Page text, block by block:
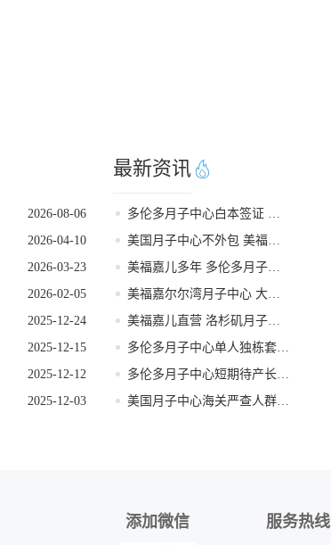
2026-08-06
2026-04-10
2026-03-23
2026-02-05
2025-12-24
2025-12-15
2025-12-12
2025-12-03
最新资讯
多伦多月子中心白本签证 美福嘉儿提升过签
美国月子中心不外包 美福嘉儿三十年老牌
美福嘉儿多年 多伦多月子中心加宝护照续签
美福嘉尔尔湾月子中心 大龄孕妈医疗保障足
美福嘉儿直营 洛杉矶月子餐营养定制
多伦多月子中心单人独栋套房私密性极强
多伦多月子中心短期待产长期受益真实解读
美国月子中心海关严查人群特征提前规避
添加微信 服务热线